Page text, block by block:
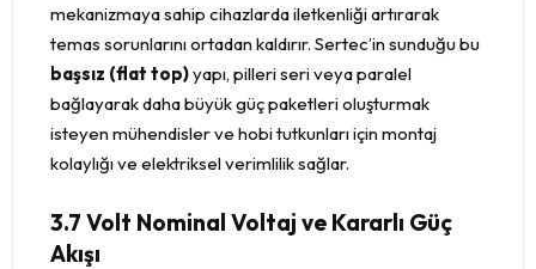
mekanizmaya sahip cihazlarda iletkenliği artırarak
temas sorunlarını ortadan kaldırır. Sertec’in sunduğu bu
başsız (flat top)yapı, pilleri seri veya paralel
bağlayarak daha büyük güç paketleri oluşturmak
isteyen mühendisler ve hobi tutkunları için montaj
kolaylığı ve elektriksel verimlilik sağlar.
3.7 Volt Nominal Voltaj ve Kararlı Güç
Akışı